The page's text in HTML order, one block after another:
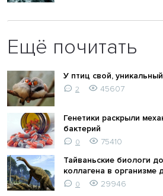
Ещё почитать
У птиц свой,
2 45607
Генетики раскрыли
бактерий
0
75410
Тайваньские биологи
коллагена в организме
0
29946